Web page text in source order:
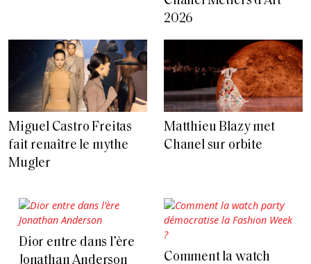
2026
Miguel Castro Freitas
fait renaître le mythe
Mugler
Matthieu Blazy met
Chanel sur orbite
Dior entre dans l’ère
Jonathan Anderson
Comment la watch